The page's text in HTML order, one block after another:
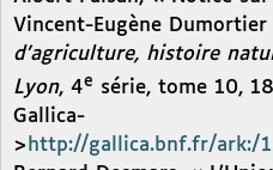
Vincent-Eugène Dumortier
d’agriculture, histoire
Lyon, 4e série, tome 10,
Gallica-
> http://gallica.bnf.fr/ark:/